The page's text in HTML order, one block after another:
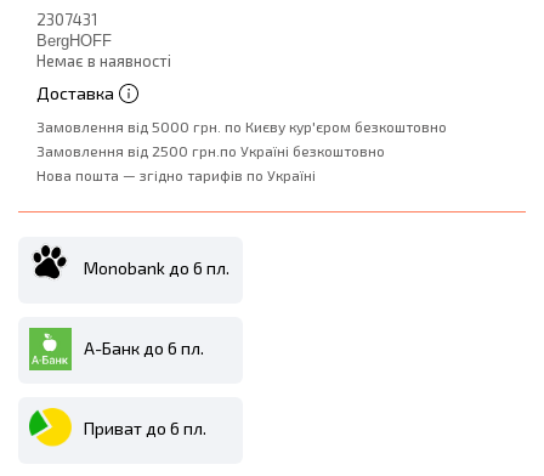
2307431
BergHOFF
Немає в наявності
Доставка
Замовлення від 5000 грн. по Києву кур'єром безкоштовно
Замовлення від 2500 грн.по Україні безкоштовно
Нова пошта — згідно тарифів по Україні
Monobank до 6 пл.
А-Банк до 6 пл.
Приват до 6 пл.